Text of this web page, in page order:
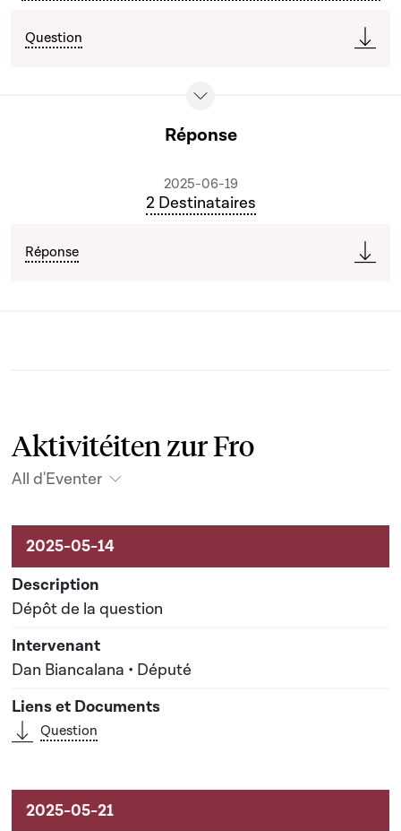
Question
Réponse
2025-06-19
2 Destinataires
Réponse
Aktivitéiten zur Fro
All d'Eventer
Aktivitéiten um Dossier
Dépôt de la question
Dan Biancalana • Député
Question